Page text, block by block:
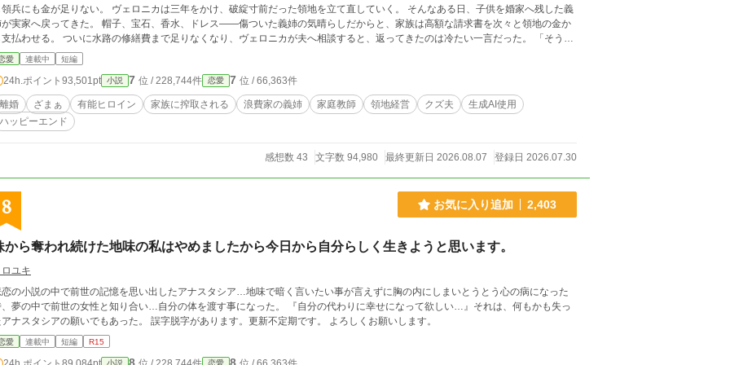
兵にも金が足りない。 ヴェロニカは三年をかけ、破綻寸前だった領地を立て直していく。 そんなある日、子供を婚家へ残した義
が実家へ戻ってきた。 帽子、宝石、香水、ドレス――傷ついた義姉の気晴らしだからと、家族は高額な請求書を次々と領地の金か
払わせる。 ついに水路の修繕費まで足りなくなり、ヴェロニカが夫へ相談すると、返ってきたのは冷たい一言だった。 「そうな
いようにするのが、お前の仕事だろう」 その夜、ヴェロニカは伯爵家を出ると決める。 ただし、自分一人だけ逃げるつもりはな
領民が困らないよう仕事を引き継ぎ、使用人たちの次の職を探し、侯爵家と公証人へ記録を渡す。自分と側仕えの働き口も決
家族には何も悟らせないまま、最後の日までいつもどおりに働き続けた。 そしてある朝。 家族が目を覚ました時には、ヴェロニ
、屋敷を支えていた者たちも、すでにいなかった。 残されたのは、誰にでも分かるよう整えられた仕事と、これまで何もしてこ
った者たち自身の署名だけ。 「ヴェロニカを呼べ」 そう命じても、もう彼女は戻らない。 ※初日以外は6時・17時の2回投稿で
。 独自の世界観なのでご了承ください。
愛 連載中 短編
24h.ポイント 93,501pt 小説 7 位 / 228,744件 恋愛 7 位 / 66,363件
離婚 ざまぁ 有能ヒロイン 家族に搾取される 浪費家の義姉 家庭教師 領地経営 クズ夫
生成AI使用
ハッピーエンド
感想数 43 文字数 94,980 最終更新日 2026.08.07 登録日 2026.07.30
8 お気に入り追加 2,403
から奪われ続けた地味の私はやめましたから今日から自分らしく生きようと思います。
ユキ
の小説の中で前世の記憶を思い出したアナスタシア…地味で暗く言いたい事が言えずに胸の内にしまいとうとう心の病になった
、夢の中で前世の女性と知り合い…自分の体を渡す事になった。 『自分の代わりに幸せになって欲しい…』それは、何もかも失っ
たアナスタシアの願いでもあった。 誤字脱字があります。更新不定期です。 よろしくお願いします。
愛 連載中 短編 R15
小説 恋愛